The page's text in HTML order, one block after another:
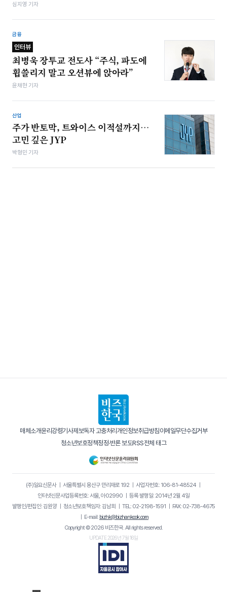
심지영 기자
금융
인터뷰
최병욱 장투교 전도사 “주식, 파도에
휩쓸리지 말고 오션뷰에 앉아라”
윤채현 기자
산업
주가 반토막, 트와이스 이적설까지…
고민 깊은 JYP
박형민 기자
매체소개윤리강령기사제보독자 고충처리 개인정보취급방침이메일무단수집거부
청소년보호정책정정·반론 보도RSS전체 태그
(주)일요신문사｜ 서울특별시 용산구 만리재로 192｜ 사업자번호: 106-81-48524｜
인터넷신문사업등록번호: 서울, 아02990
등록·발행일: 2014년 2월 4일
발행인/편집인: 김원양｜ 청소년보호책임자: 김남희 TEL: 02-2198-1591
FAX: 02-738-4675
E-mail: bizhk@bizhankook.com
Copyright © 2026 비즈한국. All rights reserved.
UPDATE 2026년 7월 16일